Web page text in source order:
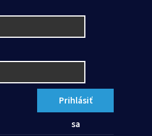
Prihlásiť
sa